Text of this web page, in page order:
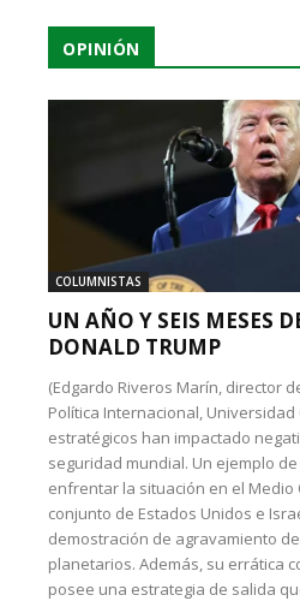
OPINIÓN
COLUMNISTAS
UN AÑO Y SEIS MESES
DONALD TRUMP
(Edgardo Riveros Marín, director
Política Internacional, Universidad
estratégicos han impactado
seguridad mundial. Un ejemplo
enfrentar la situación en el Medio
conjunto de Estados Unidos e
demostración de agravamiento
planetarios. Además, su errática
posee una estrategia de salida